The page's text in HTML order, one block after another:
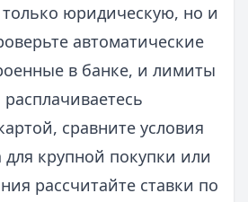
юридическую, но и
автоматические
в банке, и лимиты
сравните условия
для крупной покупки или
рассчитайте ставки по